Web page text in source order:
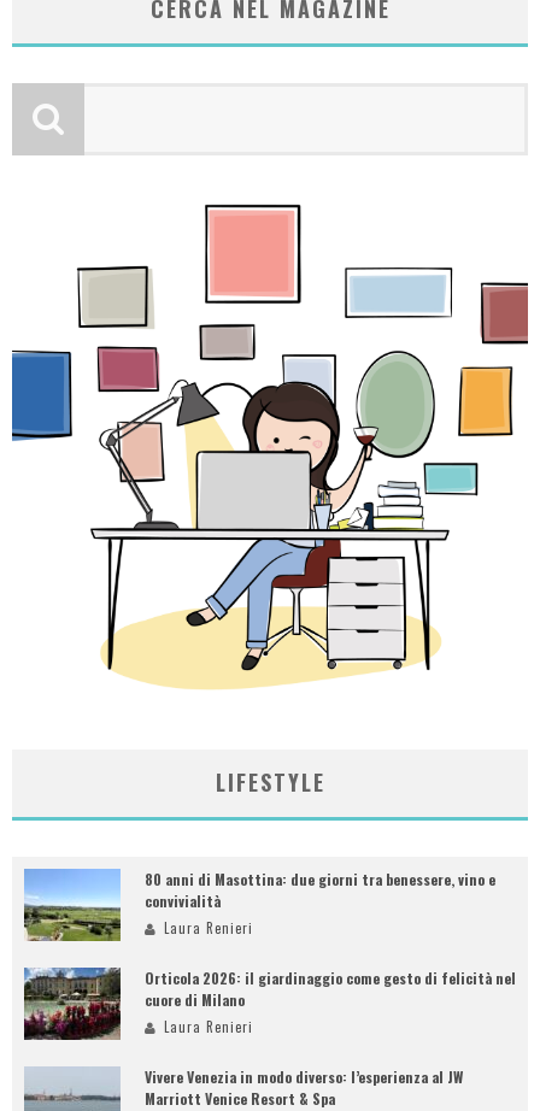
CERCA NEL MAGAZINE
LIFESTYLE
80 anni di Masottina: due giorni tra benessere, vino e
convivialità
Laura Renieri
Orticola 2026: il giardinaggio come gesto di felicità nel
cuore di Milano
Laura Renieri
Vivere Venezia in modo diverso: l’esperienza al JW
Marriott Venice Resort & Spa